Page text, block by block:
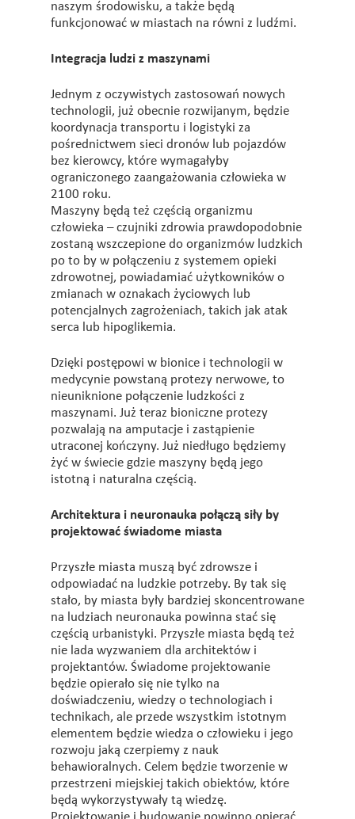
naszym środowisku, a także będą
funkcjonować w miastach na równi z ludźmi.
Integracja ludzi z maszynami
Jednym z oczywistych zastosowań nowych
technologii, już obecnie rozwijanym, będzie
koordynacja transportu i logistyki za
pośrednictwem sieci dronów lub pojazdów
bez kierowcy, które wymagałyby
ograniczonego zaangażowania człowieka w
2100 roku.
Maszyny będą też częścią organizmu
człowieka – czujniki zdrowia prawdopodobnie
zostaną wszczepione do organizmów ludzkich
po to by w połączeniu z systemem opieki
zdrowotnej, powiadamiać użytkowników o
zmianach w oznakach życiowych lub
potencjalnych zagrożeniach, takich jak atak
serca lub hipoglikemia.
Dzięki postępowi w bionice i technologii w
medycynie powstaną protezy nerwowe, to
nieuniknione połączenie ludzkości z
maszynami. Już teraz bioniczne protezy
pozwalają na amputacje i zastąpienie
utraconej kończyny. Już niedługo będziemy
żyć w świecie gdzie maszyny będą jego
istotną i naturalna częścią.
Architektura i neuronauka połączą siły by
projektować świadome miasta
Przyszłe miasta muszą być zdrowsze i
odpowiadać na ludzkie potrzeby. By tak się
stało, by miasta były bardziej skoncentrowane
na ludziach neuronauka powinna stać się
częścią urbanistyki. Przyszłe miasta będą też
nie lada wyzwaniem dla architektów i
projektantów. Świadome projektowanie
będzie opierało się nie tylko na
doświadczeniu, wiedzy o technologiach i
technikach, ale przede wszystkim istotnym
elementem będzie wiedza o człowieku i jego
rozwoju jaką czerpiemy z nauk
behawioralnych. Celem będzie tworzenie w
przestrzeni miejskiej takich obiektów, które
będą wykorzystywały tą wiedzę.